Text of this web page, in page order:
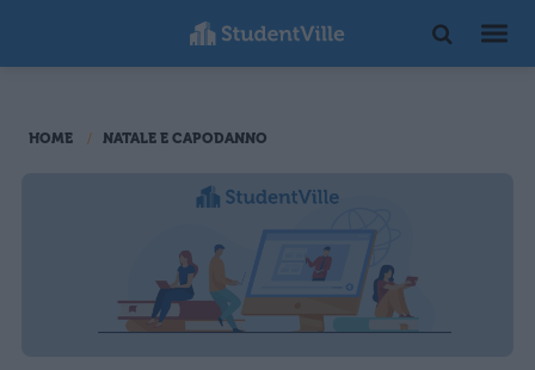
HOME NATALE E CAPODANNO